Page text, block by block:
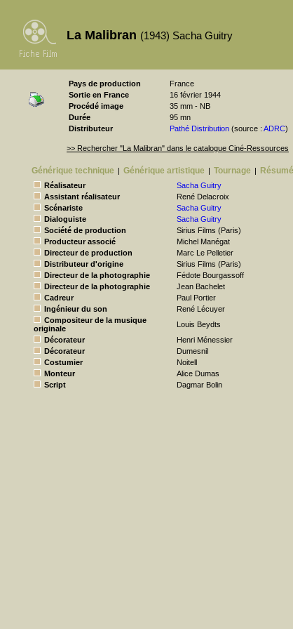
La Malibran (1943) Sacha Guitry
Pays de production
France
Sortie en France
16 février 1944
Procédé image
35 mm - NB
Durée
95 mn
Distributeur
Pathé Distribution (source : ADRC)
>> Rechercher "La Malibran" dans le catalogue Ciné-Ressources
Générique technique | Générique artistique | Tournage | Résumé
Réalisateur
Sacha Guitry
Assistant réalisateur
René Delacroix
Scénariste
Sacha Guitry
Dialoguiste
Sacha Guitry
Société de production
Sirius Films (Paris)
Producteur associé
Michel Manégat
Directeur de production
Marc Le Pelletier
Distributeur d'origine
Sirius Films (Paris)
Directeur de la photographie
Fédote Bourgassoff
Directeur de la photographie
Jean Bachelet
Cadreur
Paul Portier
Ingénieur du son
René Lécuyer
Compositeur de la musique
originale
Louis Beydts
Décorateur
Henri Ménessier
Décorateur
Dumesnil
Costumier
Noitell
Monteur
Alice Dumas
Script
Dagmar Bolin